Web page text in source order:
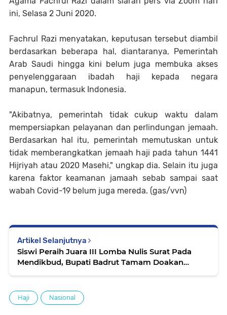
ini, Selasa 2 Juni 2020.
Fachrul Razi menyatakan, keputusan tersebut diambil
berdasarkan beberapa hal, diantaranya, Pemerintah
Arab Saudi hingga kini belum juga membuka akses
penyelenggaraan ibadah haji kepada negara
manapun, termasuk Indonesia.
"Akibatnya, pemerintah tidak cukup waktu dalam
mempersiapkan pelayanan dan perlindungan jemaah.
Berdasarkan hal itu, pemerintah memutuskan untuk
tidak memberangkatkan jemaah haji pada tahun 1441
Hijriyah atau 2020 Masehi," ungkap dia. Selain itu juga
karena faktor keamanan jamaah sebab sampai saat
wabah Covid-19 belum juga mereda. (gas/vvn)
Artikel Selanjutnya
Siswi Peraih Juara III Lomba Nulis Surat Pada
Mendikbud, Bupati Badrut Tamam Doakan
Haji Nasional